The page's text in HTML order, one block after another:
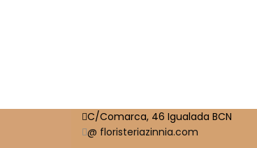
C/Comarca, 46 Igualada BCN
@ floristeriazinnia.com